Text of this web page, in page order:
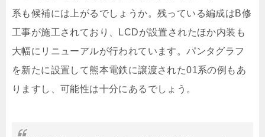
系も候補には上がるでしょうか。残っている編成はB修
工事が施工されており、LCDが設置されたほか内装も
大幅にリニューアルが行われています。パンタグラフ
を新たに設置して熊本電鉄に譲渡された01系の例もあ
りますし、可能性は十分にあるでしょう。